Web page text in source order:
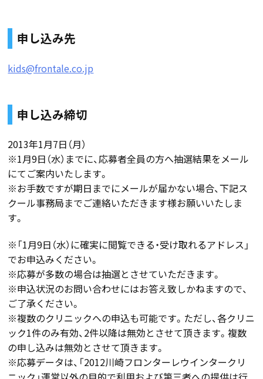
申し込み先
kids@frontale.co.jp
申し込み締切
2013年1月7日（月）
※1月9日（水）までに、応募者全員の方へ抽選結果をメール
にてご案内いたします。
※お手数ですが期日までにメールが届かない場合、下記ス
クール事務局までご連絡いただきます様お願いいたしま
す。
※「1月9日（水）に確実に閲覧できる・受け取れるアドレス」
でお申込みください。
※応募が多数の場合は抽選とさせていただきます。
※申込状況のお問い合わせにはお答え致しかねますので、
ご了承ください。
※複数のクリニックへの申込も可能です。ただし、各クリニ
ック1件のみ有効、2件以降は無効とさせて頂きます。複数
の申し込みは無効とさせて頂きます。
※応募データは、「2012川崎フロンターレウインタークリ